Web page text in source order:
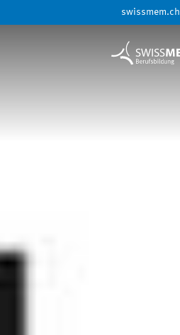
swissmem.ch